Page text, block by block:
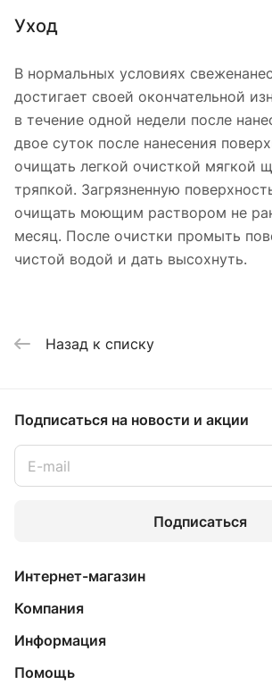
Уход
В нормальных условиях
достигает своей окончательной
в течение одной недели после
двое суток после нанесения
очищать легкой очисткой мягкой
тряпкой. Загрязненную
очищать моющим раствором не
месяц. После очистки промыть
чистой водой и дать высохнуть.
Назад к списку
Подписаться на новости и акции
Подписаться
Интернет-магазин
Компания
Информация
Помощь